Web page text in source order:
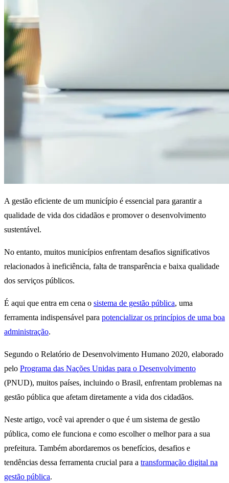
A gestão eficiente de um município é essencial para garantir a
qualidade de vida dos cidadãos e promover o desenvolvimento
sustentável.
No entanto, muitos municípios enfrentam desafios significativos
relacionados à ineficiência, falta de transparência e baixa qualidade
dos serviços públicos.
É aqui que entra em cena o sistema de gestão pública, uma
ferramenta indispensável para potencializar os princípios de uma boa
administração.
Segundo o Relatório de Desenvolvimento Humano 2020, elaborado
pelo Programa das Nações Unidas para o Desenvolvimento
(PNUD), muitos países, incluindo o Brasil, enfrentam problemas na
gestão pública que afetam diretamente a vida dos cidadãos.
Neste artigo, você vai aprender o que é um sistema de gestão
pública, como ele funciona e como escolher o melhor para a sua
prefeitura. Também abordaremos os benefícios, desafios e
tendências dessa ferramenta crucial para a transformação digital na
gestão pública.